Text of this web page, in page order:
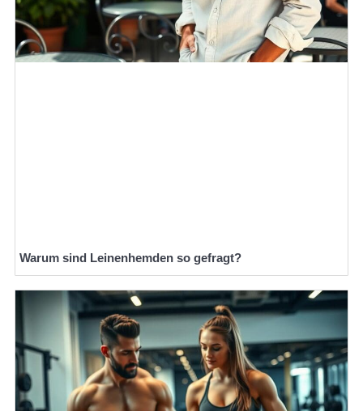
Warum sind Leinenhemden so gefragt?